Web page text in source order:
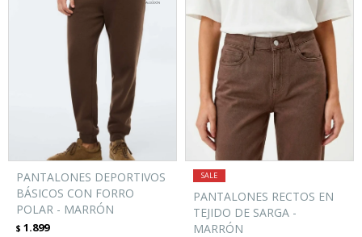
PANTALONES DEPORTIVOS
BÁSICOS CON FORRO
POLAR - MARRÓN
$ 1.899
PANTALONES RECTOS EN
TEJIDO DE SARGA -
MARRÓN